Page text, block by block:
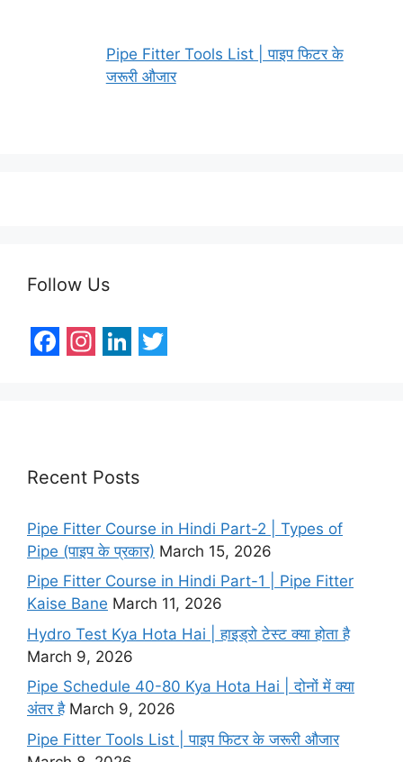
Pipe Fitter Tools List | पाइप फिटर के
जरूरी औजार
Follow Us
b
o
o
k
a
g
r
a
m
e
d
I
n
t
r
Recent Posts
Pipe Fitter Course in Hindi Part-2 | Types of
Pipe (पाइप के प्रकार) March 15, 2026
Pipe Fitter Course in Hindi Part-1 | Pipe Fitter
Kaise Bane March 11, 2026
Hydro Test Kya Hota Hai | हाइड्रो टेस्ट क्या होता है
March 9, 2026
Pipe Schedule 40-80 Kya Hota Hai | दोनों में क्या
अंतर है March 9, 2026
Pipe Fitter Tools List | पाइप फिटर के जरूरी औजार